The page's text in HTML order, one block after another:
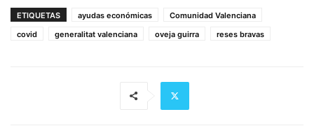
ETIQUETAS ayudas económicas
Comunidad Valenciana
covid
generalitat valenciana oveja guirra reses bravas